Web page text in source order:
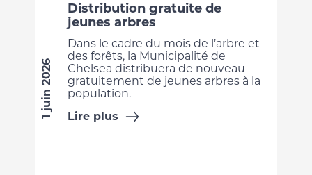
Distribution gratuite de
jeunes arbres
Dans le cadre du mois de l’arbre et
des forêts, la Municipalité de
Chelsea distribuera de nouveau
gratuitement de jeunes arbres à la
population.
Lire plus
1 juin 2026